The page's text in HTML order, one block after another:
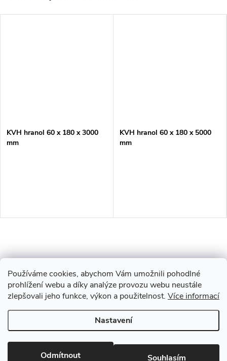
Používáme cookies, abychom Vám umožnili pohodlné
prohlížení webu a díky analýze provozu webu neustále
zlepšovali jeho funkce, výkon a použitelnost. Více informací
Nastavení
Odmítnout Souhlasím
KVH hranol 60 x 180 x 3000
mm
KVH hranol 60 x 180 x 5000
mm
Z
á
Drevobis Horoměřice. Všechna práva vyhrazena.
nastavení cookies